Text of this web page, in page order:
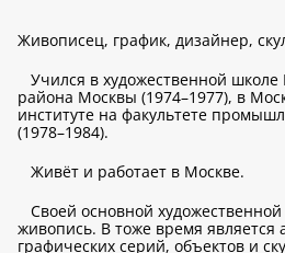
Живописец, график, дизайнер,
Учился в художественной школе
района Москвы (1974–1977), в
институте на факультете
(1978–1984).
Живёт и работает в Москве.
Своей основной
живопись. В тоже время является
графических серий, объектов и